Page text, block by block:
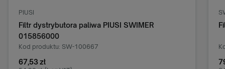
PIUSI SWIMER Filtr paliwa SWIMER SW-